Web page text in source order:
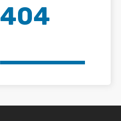
404